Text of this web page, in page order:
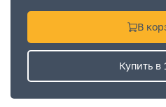
В
Купить в